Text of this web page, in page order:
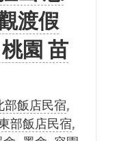
渡假
園 苗
部飯店民宿,
部飯店民宿,